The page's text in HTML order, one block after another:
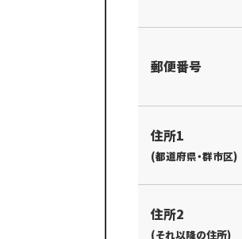
郵便番号
住所1
(都道府県・群市区)
住所2
(それ以降の住所)